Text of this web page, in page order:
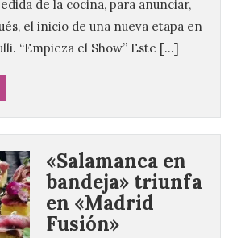
de la cocina, para anunciar,
el inicio de una nueva etapa en
“Empieza el Show” Este […]
«Salamanca en
bandeja» triunfa
en «Madrid
Fusión»